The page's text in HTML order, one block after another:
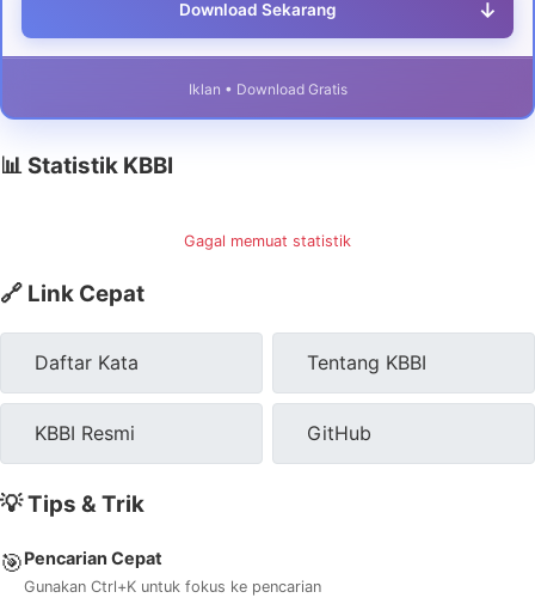
Download Sekarang ↓
Iklan • Download Gratis
📊 Statistik KBBI
Gagal memuat statistik
🔗 Link Cepat
Daftar Kata Tentang KBBI
KBBI Resmi GitHub
💡 Tips & Trik
🎯Pencarian Cepat
Gunakan Ctrl+K untuk fokus ke pencarian